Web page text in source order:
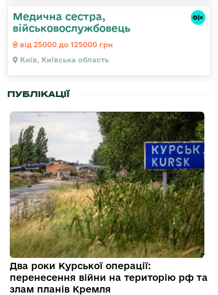
Медична сестpа,
військовослужбовець
від 25000 до 125000 грн
Київ, Київська область
ПУБЛІКАЦІЇ
Два роки Курської операції:
перенесення війни на територію рф та
злам планів Кремля